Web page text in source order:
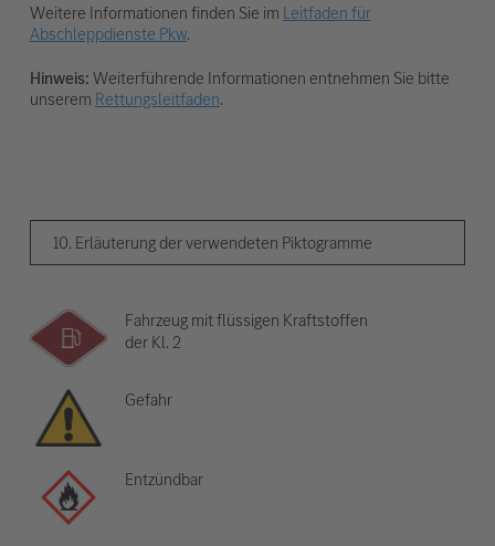
Weitere Informationen finden Sie im Leitfaden für
Abschleppdienste Pkw.
Hinweis:Weiterführende Informationen entnehmen Sie bitte
unserem Rettungsleitfaden.
10. Erläuterung der verwendeten Piktogramme
Fahrzeug mit flüssigen Kraftstoffen
der Kl. 2
Gefahr
Entzündbar